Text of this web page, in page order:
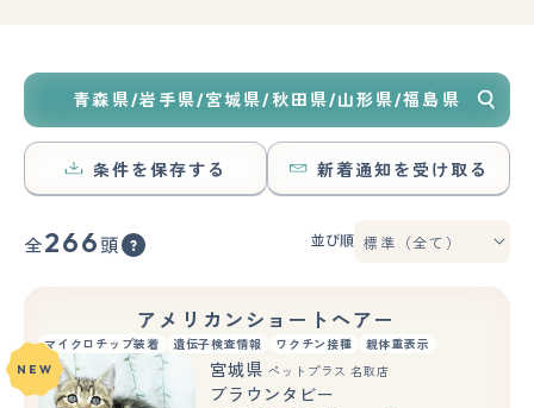
青森県/岩手県/宮城県/秋田県/山形県/福島県
条件を保存する 新着通知を受け取る
全266 頭 並び順
アメリカンショートヘアー
マイクロチップ装着 遺伝子検査情報 ワクチン接種 親体重表示
NEW 宮城県 ペットプラス 名取店
ブラウンタビー